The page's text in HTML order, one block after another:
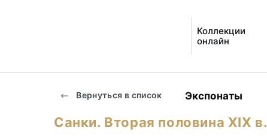
Коллекции
онлайн
Вернуться в список Экспонаты
Санки. Вторая половина XIX в.